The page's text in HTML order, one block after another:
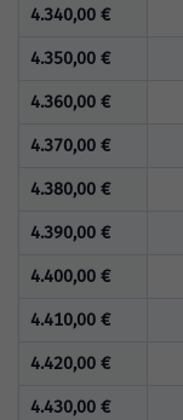
4.340,00 €
4.350,00 €
4.360,00 €
4.370,00 €
4.380,00 €
4.390,00 €
4.400,00 €
4.410,00 €
4.420,00 €
4.430,00 €